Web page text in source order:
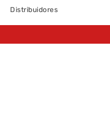
Distribuidores